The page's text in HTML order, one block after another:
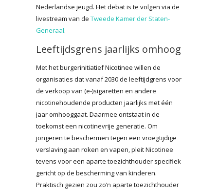
Nederlandse jeugd. Het debat is te volgen via de
livestream van de Tweede Kamer der Staten-
Generaal.
Leeftijdsgrens jaarlijks omhoog
Met het burgerinitiatief Nicotinee willen de
organisaties dat vanaf 2030 de leeftijdgrens voor
de verkoop van (e-)sigaretten en andere
nicotinehoudende producten jaarlijks met één
jaar omhooggaat. Daarmee ontstaat in de
toekomst een nicotinevrije generatie. Om
jongeren te beschermen tegen een vroegtijdige
verslaving aan roken en vapen, pleit Nicotinee
tevens voor een aparte toezichthouder specifiek
gericht op de bescherming van kinderen.
Praktisch gezien zou zo’n aparte toezichthouder